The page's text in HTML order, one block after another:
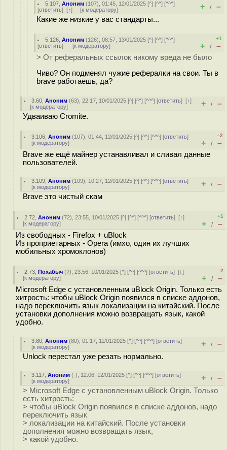
5.107 ,Аноним (107), 01:45, 12/01/2025 [^] [^^] [^^^]
[ответить] [↑] [к модератору] + / –
Какие же низкие у вас стандарты...
5.126 ,Аноним (126), 08:57, 13/01/2025 [^] [^^] [^^^]
[ответить] [к модератору]
+1
+ / –
> От реферальных ссылок никому вреда не было
Чиво? Он подменял чужие рефералки на свои. Ты в
brave работаешь, да?
3.60 ,Аноним (63), 22:17, 10/01/2025 [^] [^^] [^^^] [ответить][↑]
[к модератору] + / –
Удваиваю Cromite.
3.106 ,Аноним (107), 01:44, 12/01/2025 [^] [^^] [^^^] [ответить]
[к модератору]
–2
+ / –
Brave же ещё майнер устанавливал и сливал данные
пользователей.
3.109 ,Аноним (109), 10:27, 12/01/2025 [^] [^^] [^^^] [ответить]
[к модератору] + / –
Brave это чистый скам
2.72 ,Аноним (72), 23:55, 10/01/2025 [^] [^^] [^^^] [ответить][↑]
[к модератору]
+1
+ / –
Из свободных - Firefox + uBlock
Из проприетарных - Opera (имхо, один их лучших
мобильных хромоклонов)
2.73 ,Похабыч (?), 23:56, 10/01/2025 [^] [^^] [^^^] [ответить][↓]
[к модератору]
–2
+ / –
Microsoft Edge с установленным uBlock Origin. Только есть
хитрость: чтобы uBlock Origin появился в списке аддонов,
надо переключить язык локализации на китайский. После
установки дополнения можно возвращать язык, какой
удобно.
3.80 ,Аноним (80), 01:17, 11/01/2025 [^] [^^] [^^^] [ответить]
[к модератору] + / –
Unlock перестал уже резать нормально.
3.117 ,Аноним (-), 12:06, 12/01/2025 [^] [^^] [^^^] [ответить]
[к модератору] + / –
> Microsoft Edge с установленным uBlock Origin. Только
есть хитрость:
> чтобы uBlock Origin появился в списке аддонов, надо
переключить язык
> локализации на китайский. После установки
дополнения можно возвращать язык,
> какой удобно.